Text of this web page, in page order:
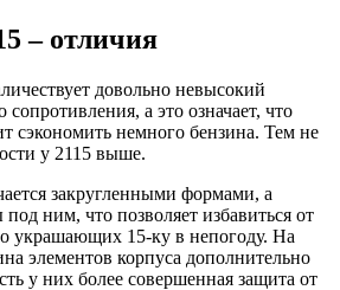
– отличия
довольно невысокий
а это означает, что
сэкономить немного бензина. Тем не
у 2115 выше.
закругленными формами, а
ним, что позволяет избавиться от
украшающих 15-ку в непогоду. На
элементов корпуса дополнительно
у них более совершенная защита от